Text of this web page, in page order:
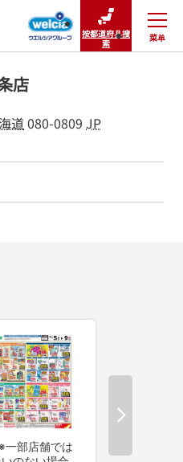
按都道府县搜
索
菜单
关闭
店
道 080-0809 JP